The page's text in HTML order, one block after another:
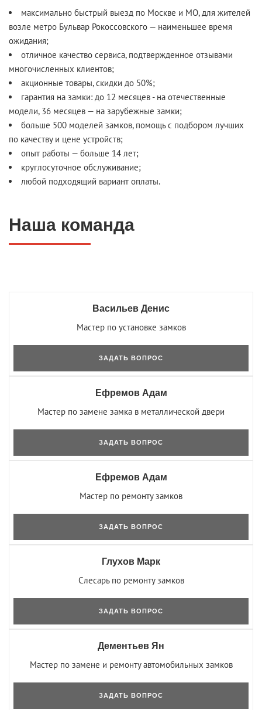
максимально быстрый выезд по Москве и МО, для жителей
возле метро Бульвар Рокоссовского — наименьшее время
ожидания;
отличное качество сервиса, подтвержденное отзывами
многочисленных клиентов;
акционные товары, скидки до 50%;
гарантия на замки: до 12 месяцев - на отечественные
модели, 36 месяцев — на зарубежные замки;
больше 500 моделей замков, помощь с подбором лучших
по качеству и цене устройств;
опыт работы — больше 14 лет;
круглосуточное обслуживание;
любой подходящий вариант оплаты.
Наша команда
Васильев Денис
Мастер по установке замков
ЗАДАТЬ ВОПРОС
Ефремов Адам
Мастер по замене замка в металлической двери
ЗАДАТЬ ВОПРОС
Ефремов Адам
Мастер по ремонту замков
ЗАДАТЬ ВОПРОС
Глухов Марк
Слесарь по ремонту замков
ЗАДАТЬ ВОПРОС
Дементьев Ян
Мастер по замене и ремонту автомобильных замков
ЗАДАТЬ ВОПРОС